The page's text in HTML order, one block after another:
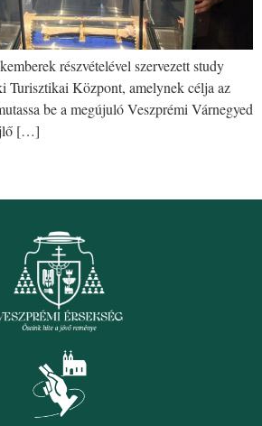
részvételével szervezett study
Turisztikai Központ, amelynek célja az
be a megújuló Veszprémi Várnegyed
[…]